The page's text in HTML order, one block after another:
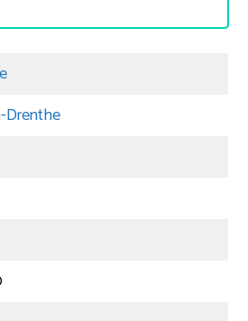
Drenthe